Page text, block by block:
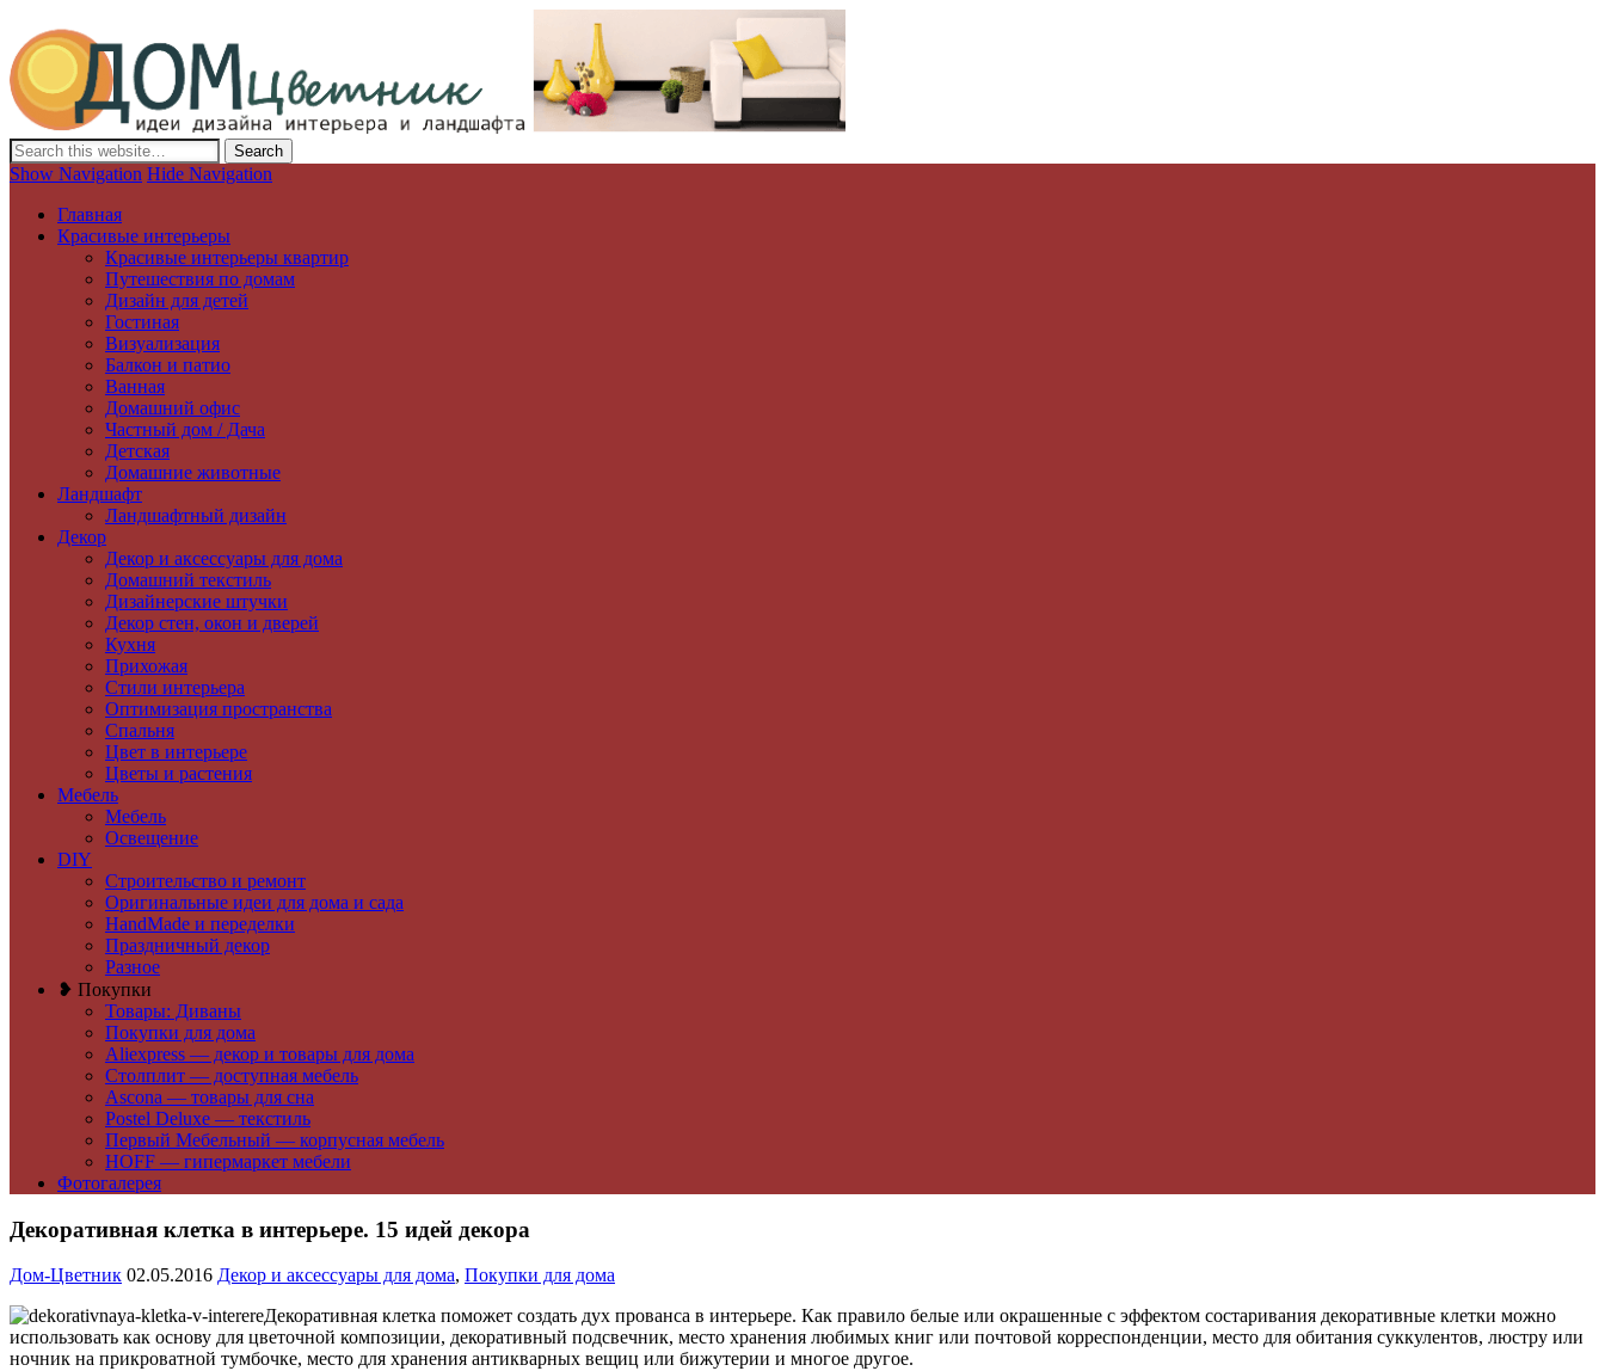
Дизайн интерьера и ландшафта, декор и обустройство дома. Идеи со всего мира.
Show Navigation Hide Navigation
Главная
Красивые интерьеры
Красивые интерьеры квартир
Путешествия по домам
Дизайн для детей
Гостиная
Визуализация
Балкон и патио
Ванная
Домашний офис
Частный дом / Дача
Детская
Домашние животные
Ландшафт
Ландшафтный дизайн
Декор
Декор и аксессуары для дома
Домашний текстиль
Дизайнерские штучки
Декор стен, окон и дверей
Кухня
Прихожая
Стили интерьера
Оптимизация пространства
Спальня
Цвет в интерьере
Цветы и растения
Мебель
Мебель
Освещение
DIY
Строительство и ремонт
Оригинальные идеи для дома и сада
HandMade и переделки
Праздничный декор
Разное
❥ Покупки
Товары: Диваны
Покупки для дома
Aliexpress — декор и товары для дома
Столплит — доступная мебель
Ascona — товары для сна
Postel Deluxe — текстиль
Первый Мебельный — корпусная мебель
HOFF — гипермаркет мебели
Фотогалерея
Декоративная клетка в интерьере. 15 идей декора
Дом-Цветник 02.05.2016 Декор и аксессуары для дома, Покупки для дома
Декоративная клетка поможет создать дух прованса в интерьере. Как правило белые или окрашенные с эффектом состаривания декоративные клетки можно
использовать как основу для цветочной композиции, декоративный подсвечник, место хранения любимых книг или почтовой корреспонденции, место для обитания суккулентов, люстру или
ночник на прикроватной тумбочке, место для хранения антикварных вещиц или бижутерии и многое другое.